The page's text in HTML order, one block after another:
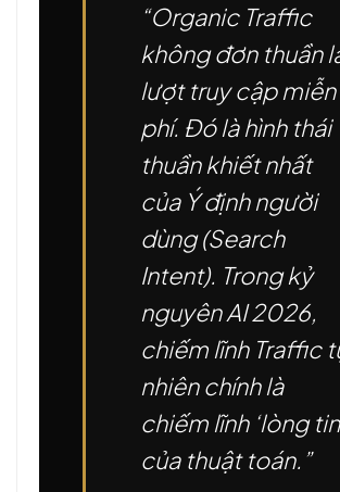
“Organic Traffic
không đơn thuần
lượt truy cập miễn
phí. Đó là hình thái
thuần khiết nhất
của Ý định người
dùng (Search
Intent). Trong kỷ
nguyên AI 2026,
chiếm lĩnh Traffic
nhiên chính là
chiếm lĩnh ‘lòng
của thuật toán.”